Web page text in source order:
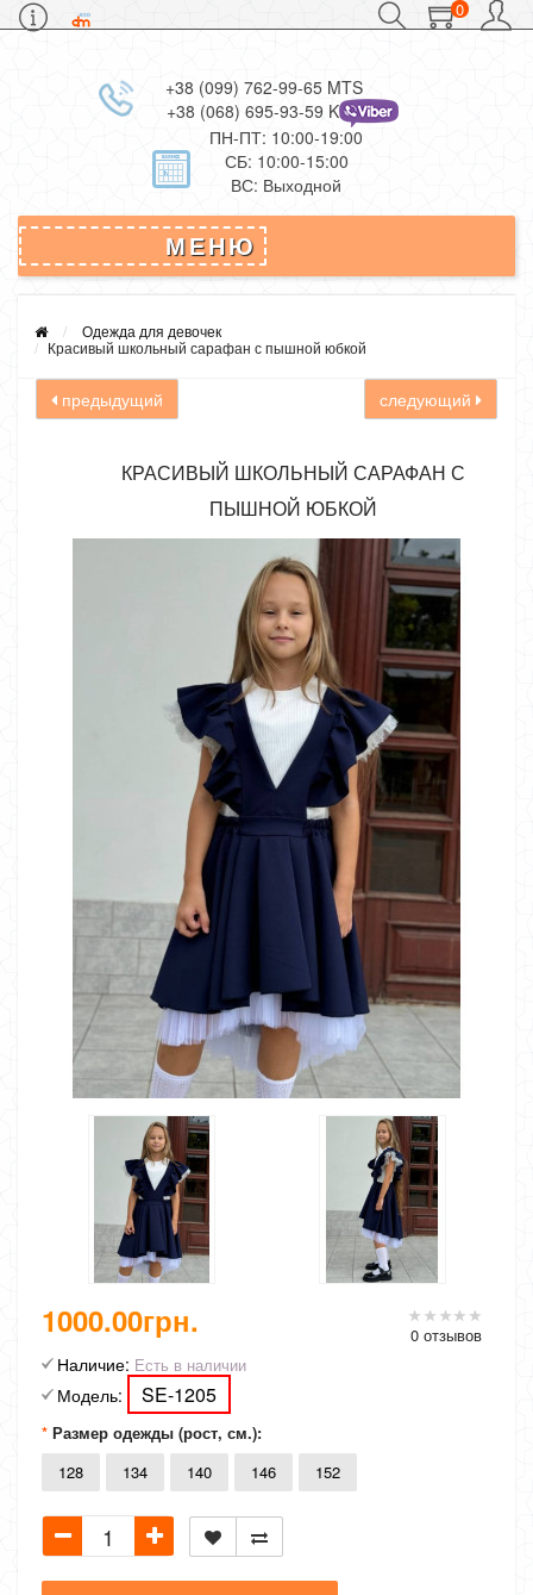
0
+38 (099) 762-99-65 MTS
+38 (068) 695-93-59 Kievstar
ПН-ПТ: 10:00-19:00
СБ: 10:00-15:00
ВС: Выходной
МЕНЮ
Одежда для девочек
Красивый школьный сарафан с пышной юбкой
предыдущий следующий
КРАСИВЫЙ ШКОЛЬНЫЙ САРАФАН С
ПЫШНОЙ ЮБКОЙ
0 отзывов
1000.00грн.
Наличие: Есть в наличии
Модель: SE-1205
Размер одежды (рост, см.):
128
134 140 146 152